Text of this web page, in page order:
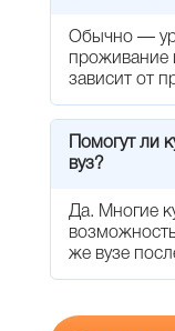
Обычно —
проживание
зависит от
Помогут ли
вуз?
Да. Многие
же вузе